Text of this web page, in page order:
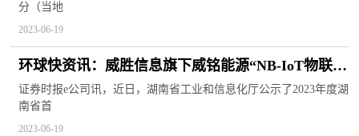
分（当地
2023-06-19
环球快资讯：威胜信息旗下威铭能源“NB-IoT物联网
水表软件V1.0”入选2023年度湖南省首版次软件产品
认定名单
证券时报e公司讯，近日，湖南省工业和信息化厅公示了2023年度湖
南省首
2023-06-19